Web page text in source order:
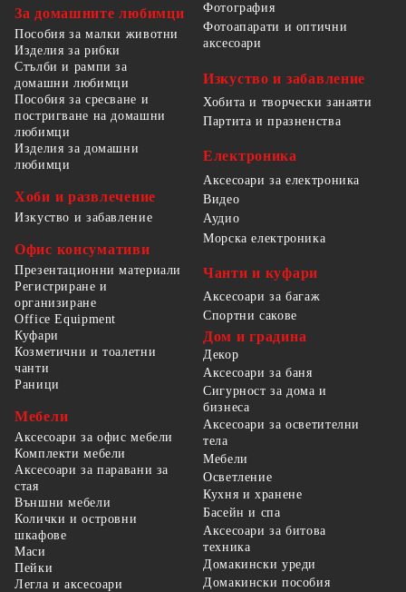
За домашните любимци
Пособия за малки животни
Изделия за рибки
Стълби и рампи за
домашни любимци
Пособия за сресване и
постригване на домашни
любимци
Изделия за домашни
любимци
Хоби и развлечение
Изкуство и забавление
Офис консумативи
Презентационни материали
Регистриране и
организиране
Office Equipment
Фотография
Фотоапарати и оптични
аксесоари
Изкуство и забавление
Хобита и творчески занаяти
Партита и празненства
Електроника
Аксесоари за електроника
Видео
Аудио
Морска електроника
Чанти и куфари
Аксесоари за багаж
Спортни сакове
Куфари
Козметични и тоалетни
чанти
Раници
Мебели
Аксесоари за офис мебели
Комплекти мебели
Аксесоари за паравани за
стая
Външни мебели
Колички и островни
шкафове
Маси
Пейки
Легла и аксесоари
Дом и градина
Декор
Аксесоари за баня
Сигурност за дома и
бизнеса
Аксесоари за осветителни
тела
Мебели
Осветление
Кухня и хранене
Басейн и спа
Аксесоари за битова
техника
Домакински уреди
Домакински пособия